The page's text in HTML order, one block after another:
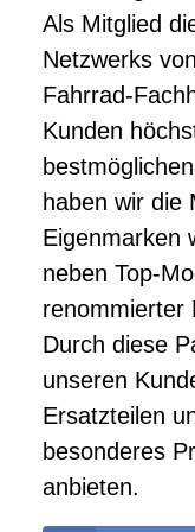
Als Mitglied
Netzwerks
Fahrrad-
Kunden
haben wir die
Eigenmarken
neben Top-
renommierter
Durch diese
unseren
Ersatzteilen
besonderes
anbieten.